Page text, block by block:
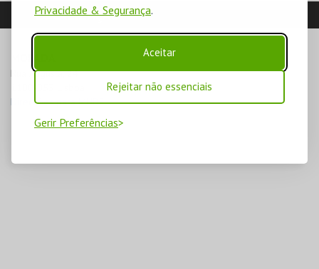
Privacidade & Segurança.
Aceitar
Rejeitar não essenciais
Gerir Preferências
LOCALIZAÇÃO
Rua Augusta, 24
Direcções para MUDE